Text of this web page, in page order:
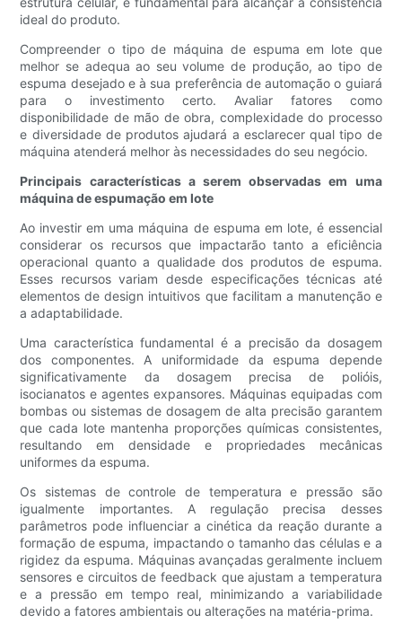
ideal do produto.
Compreender o tipo de máquina de espuma em lote que
melhor se adequa ao seu volume de produção, ao tipo de
espuma desejado e à sua preferência de automação o guiará
para o investimento certo. Avaliar fatores como
disponibilidade de mão de obra, complexidade do processo
e diversidade de produtos ajudará a esclarecer qual tipo de
máquina atenderá melhor às necessidades do seu negócio.
Principais características a serem observadas em uma
máquina de espumação em lote
Ao investir em uma máquina de espuma em lote, é essencial
considerar os recursos que impactarão tanto a eficiência
operacional quanto a qualidade dos produtos de espuma.
Esses recursos variam desde especificações técnicas até
elementos de design intuitivos que facilitam a manutenção e
a adaptabilidade.
Uma característica fundamental é a precisão da dosagem
dos componentes. A uniformidade da espuma depende
significativamente da dosagem precisa de polióis,
isocianatos e agentes expansores. Máquinas equipadas com
bombas ou sistemas de dosagem de alta precisão garantem
que cada lote mantenha proporções químicas consistentes,
resultando em densidade e propriedades mecânicas
uniformes da espuma.
Os sistemas de controle de temperatura e pressão são
igualmente importantes. A regulação precisa desses
parâmetros pode influenciar a cinética da reação durante a
formação de espuma, impactando o tamanho das células e a
rigidez da espuma. Máquinas avançadas geralmente incluem
sensores e circuitos de feedback que ajustam a temperatura
e a pressão em tempo real, minimizando a variabilidade
devido a fatores ambientais ou alterações na matéria-prima.